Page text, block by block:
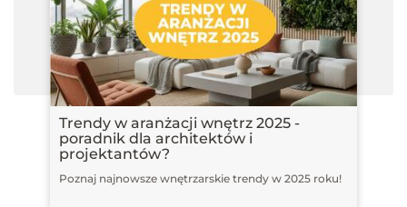
Trendy w aranżacji wnętrz 2025 -
poradnik dla architektów i
projektantów?
Poznaj najnowsze wnętrzarskie trendy w 2025 roku!